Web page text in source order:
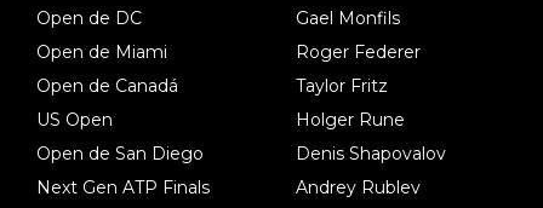
Open de DC
Open de Miami
Open de Canadá
US Open
Open de San Diego
Next Gen ATP Finals
Gael Monfils
Roger Federer
Taylor Fritz
Holger Rune
Denis Shapovalov
Andrey Rublev